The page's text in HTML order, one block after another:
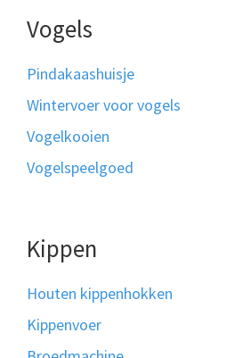
Vogels
Pindakaashuisje
Wintervoer voor vogels
Vogelkooien
Vogelspeelgoed
Kippen
Houten kippenhokken
Kippenvoer